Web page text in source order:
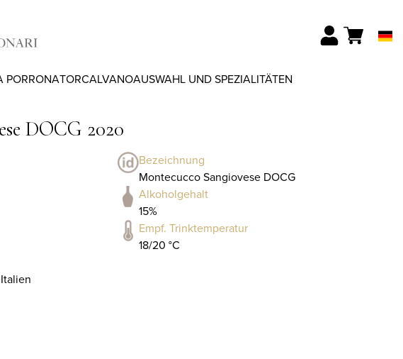
PORRONATORCALVANOAUSWAHL UND SPEZIALITÄTEN
DOCG 2020
Bezeichnung
Montecucco Sangiovese DOCG
Alkoholgehalt
15%
Empf. Trinktemperatur
18/20 °C